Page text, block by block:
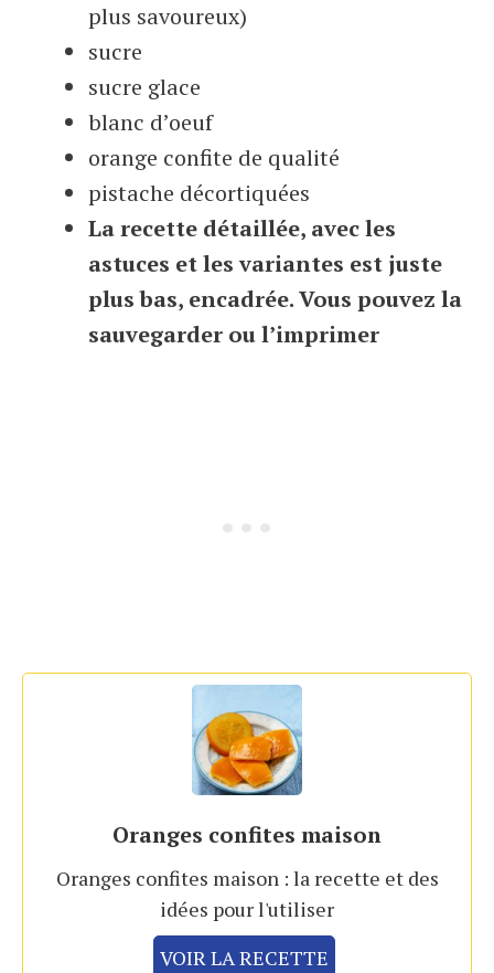
plus savoureux)
sucre
sucre glace
blanc d’oeuf
orange confite de qualité
pistache décortiquées
La recette détaillée, avec les
astuces et les variantes est juste
plus bas, encadrée. Vous pouvez la
sauvegarder ou l’imprimer
Oranges confites maison
Oranges confites maison : la recette et des
idées pour l'utiliser
VOIR LA RECETTE